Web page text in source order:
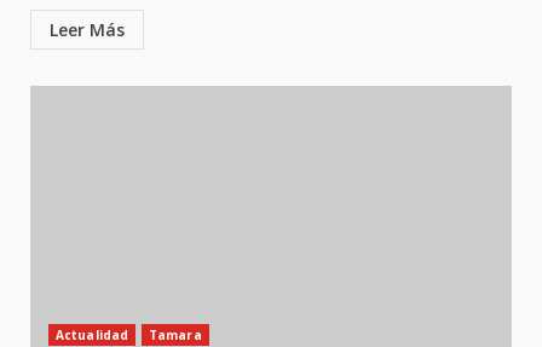
Leer Más
Actualidad Tamara